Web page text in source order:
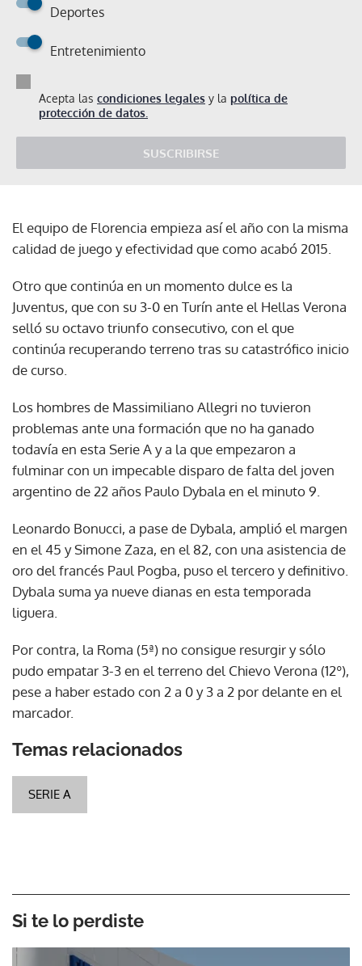
Deportes
Entretenimiento
Acepta las condiciones legales y la política de
protección de datos.
SUSCRIBIRSE
El equipo de Florencia empieza así el año con la misma
calidad de juego y efectividad que como acabó 2015.
Otro que continúa en un momento dulce es la
Juventus, que con su 3-0 en Turín ante el Hellas Verona
selló su octavo triunfo consecutivo, con el que
continúa recuperando terreno tras su catastrófico inicio
de curso.
Los hombres de Massimiliano Allegri no tuvieron
problemas ante una formación que no ha ganado
todavía en esta Serie A y a la que empezaron a
fulminar con un impecable disparo de falta del joven
argentino de 22 años Paulo Dybala en el minuto 9.
Leonardo Bonucci, a pase de Dybala, amplió el margen
en el 45 y Simone Zaza, en el 82, con una asistencia de
oro del francés Paul Pogba, puso el tercero y definitivo.
Dybala suma ya nueve dianas en esta temporada
liguera.
Por contra, la Roma (5ª) no consigue resurgir y sólo
pudo empatar 3-3 en el terreno del Chievo Verona (12º),
pese a haber estado con 2 a 0 y 3 a 2 por delante en el
marcador.
Temas relacionados
SERIE A
Si te lo perdiste